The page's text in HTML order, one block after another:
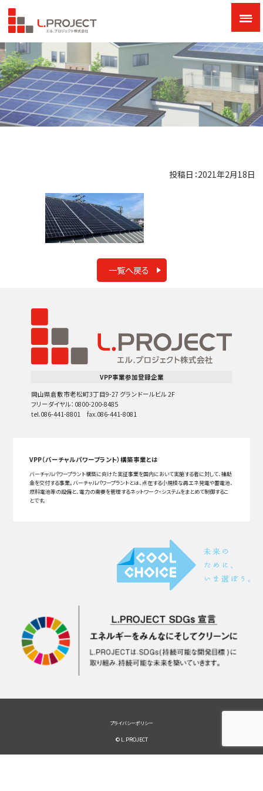
投稿日：2021年2月18日
一覧へ戻る
VPP事業参加登録企業
岡山県倉敷市老松町3丁目9-27 グランドールビル 2F
フリーダイヤル：0800-200-8485
tel.086-441-8801 fax.086-441-8081
VPP（バーチャルパワープラント）構築事業とは
バーチャルパワープラント構築に向けた実証事業を国内において実施する者に対して、補助
金を交付する事業。バーチャルパワープラントとは、点在する小規模な再エネ発電や蓄電池、
燃料電池等の設備と、電力の需要を管理するネットワーク・システムをまとめて制御するこ
とです。
プライバシーポリシー
© L.PROJECT